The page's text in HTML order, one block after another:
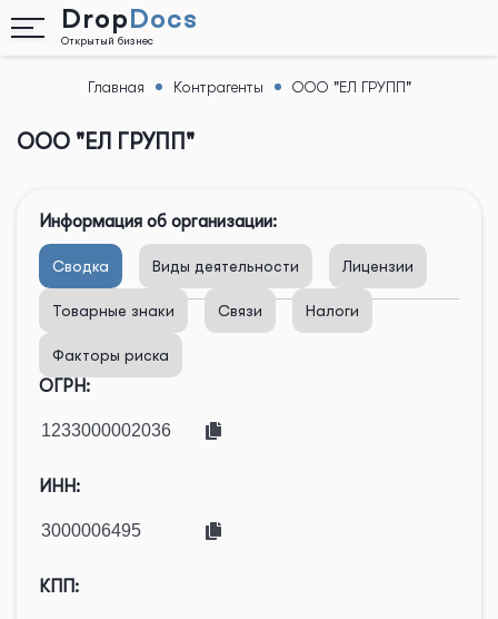
DropDocs
Открытый бизнес
Главная Контрагенты ООО "ЕЛ ГРУПП"
ООО "ЕЛ ГРУПП"
Информация об организации:
Сводка Виды деятельности Лицензии
Товарные знаки Связи Налоги
Факторы риска
ОГРН:
ИНН:
КПП: